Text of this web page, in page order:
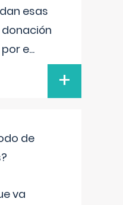
esas
por e...
+
de
va